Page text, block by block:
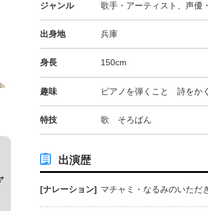
ジャンル 歌手・アーティスト、声優
出身地 兵庫
身長 150cm
趣味 ピアノを弾くこと 詩をか
特技 歌 そろばん
出演歴
[ナレーション] マチャミ・なるみのいた